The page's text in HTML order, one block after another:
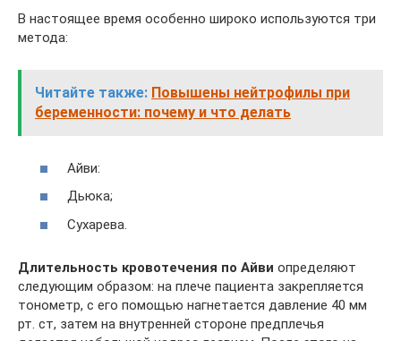
В настоящее время особенно широко используются три
метода:
Читайте также: Повышены нейтрофилы при
беременности: почему и что делать
Айви:
Дьюка;
Сухарева.
Длительность кровотечения по Айви определяют
следующим образом: на плече пациента закрепляется
тонометр, с его помощью нагнетается давление 40 мм
рт. ст, затем на внутренней стороне предплечья